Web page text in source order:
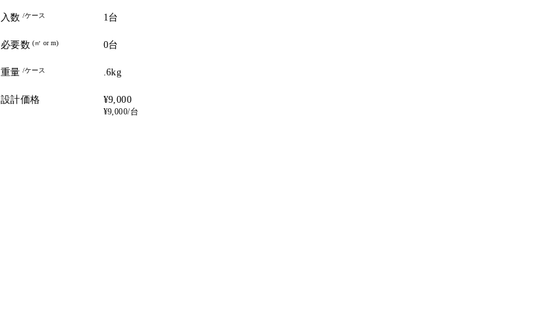
入数 /ケース
必要数 (㎡ or m)
重量 /ケース
設計価格
1台
0台
.6kg
¥9,000
¥9,000/台